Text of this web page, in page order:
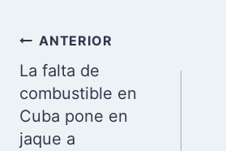
Navegación
de
entradas
ANTERIOR
La falta de
combustible en
Cuba pone en
jaque a